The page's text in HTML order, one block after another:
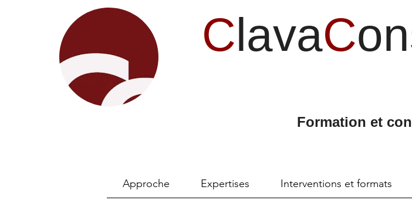
ClavaC
Formation et
Approche Expertises Interventions et formats